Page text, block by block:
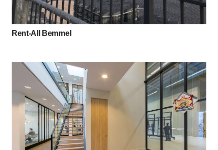
Rent-All Bemmel